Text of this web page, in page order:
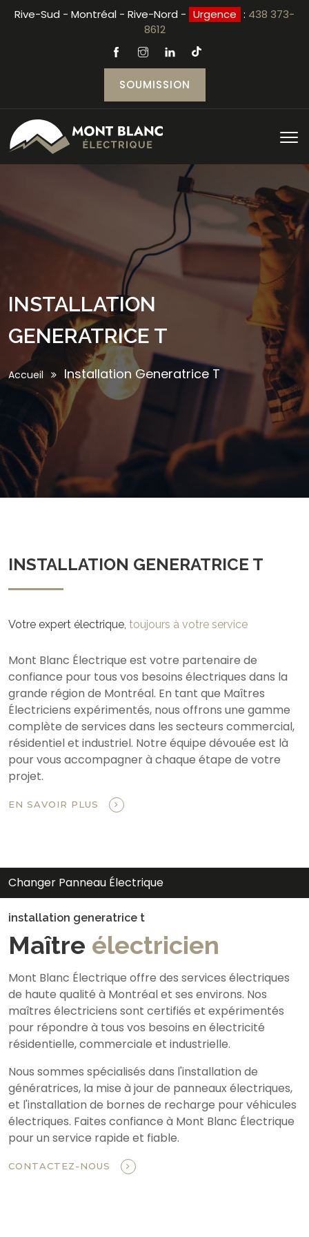
Rive-Sud - Montréal - Rive-Nord - Urgence : 438 373-
8612
SOUMISSION
INSTALLATION
GENERATRICE T
Accueil Installation Generatrice T
INSTALLATION GENERATRICE T
Votre expert électrique, toujours à votre service
Mont Blanc Électrique est votre partenaire de
confiance pour tous vos besoins électriques dans la
grande région de Montréal. En tant que Maîtres
Électriciens expérimentés, nous offrons une gamme
complète de services dans les secteurs commercial,
résidentiel et industriel. Notre équipe dévouée est là
pour vous accompagner à chaque étape de votre
projet.
EN SAVOIR PLUS
Changer Panneau Électrique
installation generatrice t
Maître électricien
Mont Blanc Électrique offre des services électriques
de haute qualité à Montréal et ses environs. Nos
maîtres électriciens sont certifiés et expérimentés
pour répondre à tous vos besoins en électricité
résidentielle, commerciale et industrielle.
Nous sommes spécialisés dans l'installation de
génératrices, la mise à jour de panneaux électriques,
et l'installation de bornes de recharge pour véhicules
électriques. Faites confiance à Mont Blanc Électrique
pour un service rapide et fiable.
CONTACTEZ-NOUS